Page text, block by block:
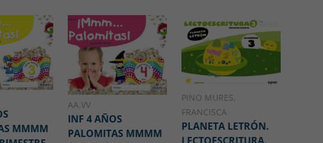
MMMM
AA.VV
INF 4 AÑOS
PALOMITAS MMMM
PINO MURES,
FRANCISCA
PLANETA LETRÓN.